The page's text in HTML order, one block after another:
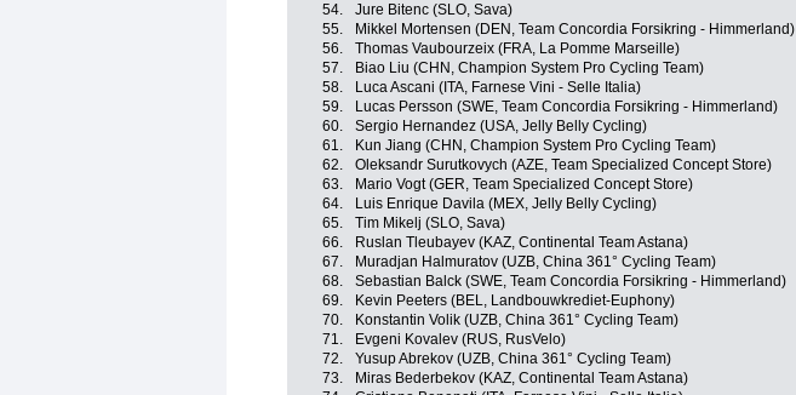
54.
Jure Bitenc (SLO, Sava)
55.
Mikkel Mortensen (DEN, Team Concordia Forsikring - Himmerland)
56.
Thomas Vaubourzeix (FRA, La Pomme Marseille)
57.
Biao Liu (CHN, Champion System Pro Cycling Team)
58.
Luca Ascani (ITA, Farnese Vini - Selle Italia)
59.
Lucas Persson (SWE, Team Concordia Forsikring - Himmerland)
60.
Sergio Hernandez (USA, Jelly Belly Cycling)
61.
Kun Jiang (CHN, Champion System Pro Cycling Team)
62.
Oleksandr Surutkovych (AZE, Team Specialized Concept Store)
63.
Mario Vogt (GER, Team Specialized Concept Store)
64.
Luis Enrique Davila (MEX, Jelly Belly Cycling)
65.
Tim Mikelj (SLO, Sava)
66.
Ruslan Tleubayev (KAZ, Continental Team Astana)
67.
Muradjan Halmuratov (UZB, China 361° Cycling Team)
68.
Sebastian Balck (SWE, Team Concordia Forsikring - Himmerland)
69.
Kevin Peeters (BEL, Landbouwkrediet-Euphony)
70.
Konstantin Volik (UZB, China 361° Cycling Team)
71.
Evgeni Kovalev (RUS, RusVelo)
72.
Yusup Abrekov (UZB, China 361° Cycling Team)
73.
Miras Bederbekov (KAZ, Continental Team Astana)